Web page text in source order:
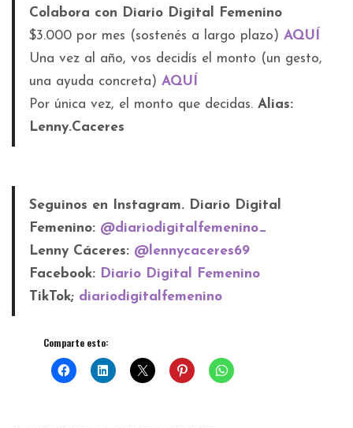
Colabora con Diario Digital Femenino
$3.000 por mes (sostenés a largo plazo) AQUÍ
Una vez al año, vos decidís el monto (un gesto,
una ayuda concreta) AQUÍ
Por única vez, el monto que decidas. Alias:
Lenny.Caceres
Seguinos en Instagram. Diario Digital
Femenino: @diariodigitalfemenino_
Lenny Cáceres: @lennycaceres69
Facebook: Diario Digital Femenino
TikTok; diariodigitalfemenino
Comparte esto: